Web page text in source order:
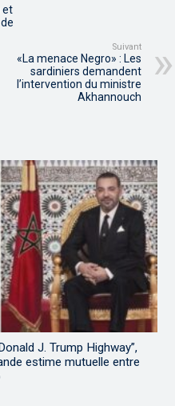
et
Suivant
«La menace Negro» : Les
sardiniers demandent
l’intervention du ministre
Akhannouch
J. Trump Highway”,
estime mutuelle entre